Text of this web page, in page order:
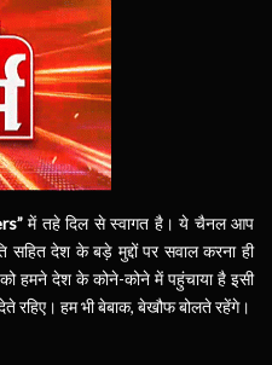
में तहे दिल से स्वागत है। ये चैनल आप
सहित देश के बड़े मुद्दों पर सवाल करना ही
हमने देश के कोने-कोने में पहुंचाया है इसी
देते रहिए। हम भी बेबाक, बेखौफ बोलते रहेंगे।